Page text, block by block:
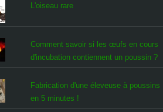
L'oiseau rare
Comment savoir si les œufs en cours
d'incubation contiennent un poussin ?
Fabrication d'une éleveuse à poussins
en 5 minutes !